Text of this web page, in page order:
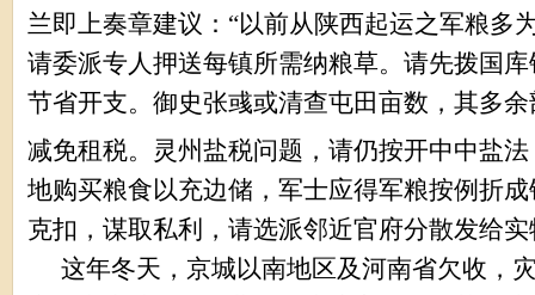
兰即上奏章建议： “以前从陕西起运之军粮多
请委派专人押送每镇所需纳粮草。请先拨国
节省开支。御史张彧或清查屯田亩数，其多
减免租税。灵州盐税问题，请仍按开中中盐法
地购买粮食以充边储，军士应得军粮按例折
克扣，谋取私利，请选派邻近官府分散发给实
这年冬天，京城以南地区及河南省欠收，